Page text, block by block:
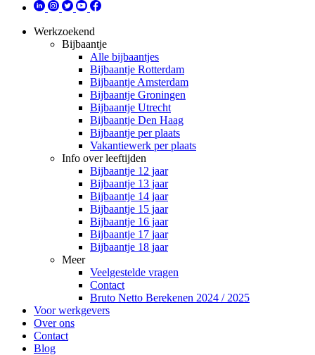
Werkzoekend
Bijbaantje
Alle bijbaantjes
Bijbaantje Rotterdam
Bijbaantje Amsterdam
Bijbaantje Groningen
Bijbaantje Utrecht
Bijbaantje Den Haag
Bijbaantje per plaats
Vakantiewerk per plaats
Info over leeftijden
Bijbaantje 12 jaar
Bijbaantje 13 jaar
Bijbaantje 14 jaar
Bijbaantje 15 jaar
Bijbaantje 16 jaar
Bijbaantje 17 jaar
Bijbaantje 18 jaar
Meer
Veelgestelde vragen
Contact
Bruto Netto Berekenen 2024 / 2025
Voor werkgevers
Over ons
Contact
Blog